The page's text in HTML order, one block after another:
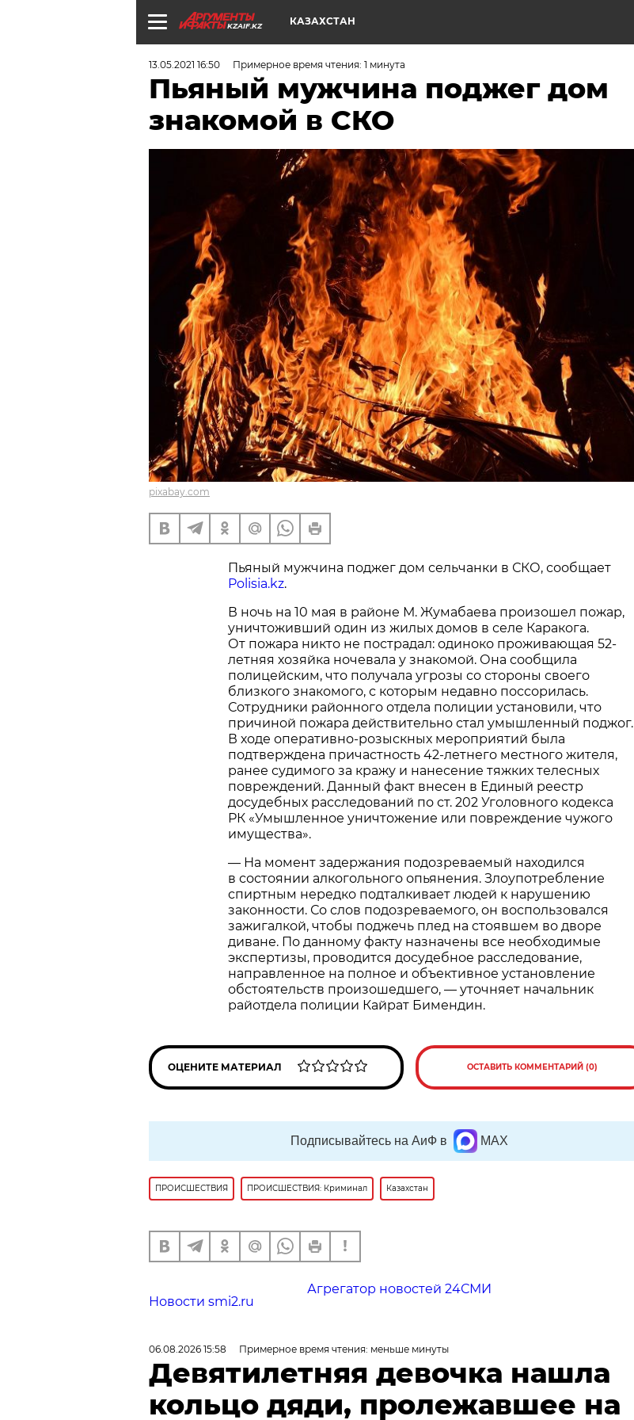
KZAIF.KZ КАЗАХСТАН
13.05.2021 16:50 Примерное время чтения: 1 минута
Пьяный мужчина поджег дом
знакомой в СКО
pixabay.com
Пьяный мужчина поджег дом сельчанки в СКО, сообщает
Polisia.kz.
В ночь на 10 мая в районе М. Жумабаева произошел пожар,
уничтоживший один из жилых домов в селе Каракога.
От пожара никто не пострадал: одиноко проживающая 52-
летняя хозяйка ночевала у знакомой. Она сообщила
полицейским, что получала угрозы со стороны своего
близкого знакомого, с которым недавно поссорилась.
Сотрудники районного отдела полиции установили, что
причиной пожара действительно стал умышленный поджог.
В ходе оперативно-розыскных мероприятий была
подтверждена причастность 42-летнего местного жителя,
ранее судимого за кражу и нанесение тяжких телесных
повреждений. Данный факт внесен в Единый реестр
досудебных расследований по ст. 202 Уголовного кодекса
РК «Умышленное уничтожение или повреждение чужого
имущества».
— На момент задержания подозреваемый находился
в состоянии алкогольного опьянения. Злоупотребление
спиртным нередко подталкивает людей к нарушению
законности. Со слов подозреваемого, он воспользовался
зажигалкой, чтобы поджечь плед на стоявшем во дворе
диване. По данному факту назначены все необходимые
экспертизы, проводится досудебное расследование,
направленное на полное и объективное установление
обстоятельств произошедшего, — уточняет начальник
райотдела полиции Кайрат Бимендин.
ОЦЕНИТЕ МАТЕРИАЛ ОСТАВИТЬ КОММЕНТАРИЙ (0)
Подписывайтесь на АиФ в MAX
ПРОИСШЕСТВИЯ ПРОИСШЕСТВИЯ: Криминал Казахстан
Агрегатор новостей 24СМИ
Новости smi2.ru
06.08.2026 15:58 Примерное время чтения: меньше минуты
Девятилетняя девочка нашла
кольцо дяди, пролежавшее на